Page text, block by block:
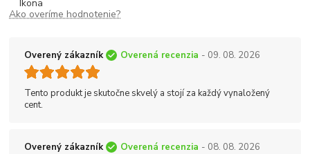
Ako overíme hodnotenie?
Overený zákazník Overená recenzia - 09. 08. 2026
Tento produkt je skutočne skvelý a stojí za každý vynaložený
cent.
Overený zákazník Overená recenzia - 08. 08. 2026